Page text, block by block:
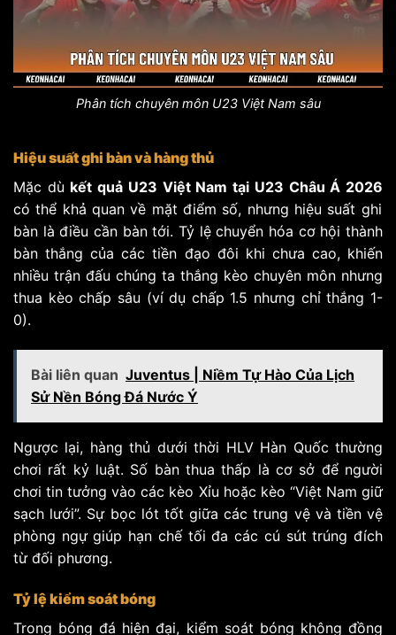
Phân tích chuyên môn U23 Việt Nam sâu
Hiệu suất ghi bàn và hàng thủ
Mặc dù kết quả U23 Việt Nam tại U23 Châu Á 2026
có thể khả quan về mặt điểm số, nhưng hiệu suất ghi
bàn là điều cần bàn tới. Tỷ lệ chuyển hóa cơ hội thành
bàn thắng của các tiền đạo đôi khi chưa cao, khiến
nhiều trận đấu chúng ta thắng kèo chuyên môn nhưng
thua kèo chấp sâu (ví dụ chấp 1.5 nhưng chỉ thắng 1-
0).
Bài liên quan Juventus | Niềm Tự Hào Của Lịch
Sử Nền Bóng Đá Nước Ý
Ngược lại, hàng thủ dưới thời HLV Hàn Quốc thường
chơi rất kỷ luật. Số bàn thua thấp là cơ sở để người
chơi tin tưởng vào các kèo Xỉu hoặc kèo “Việt Nam giữ
sạch lưới”. Sự bọc lót tốt giữa các trung vệ và tiền vệ
phòng ngự giúp hạn chế tối đa các cú sút trúng đích
từ đối phương.
Tỷ lệ kiểm soát bóng
Trong bóng đá hiện đại, kiểm soát bóng không đồng